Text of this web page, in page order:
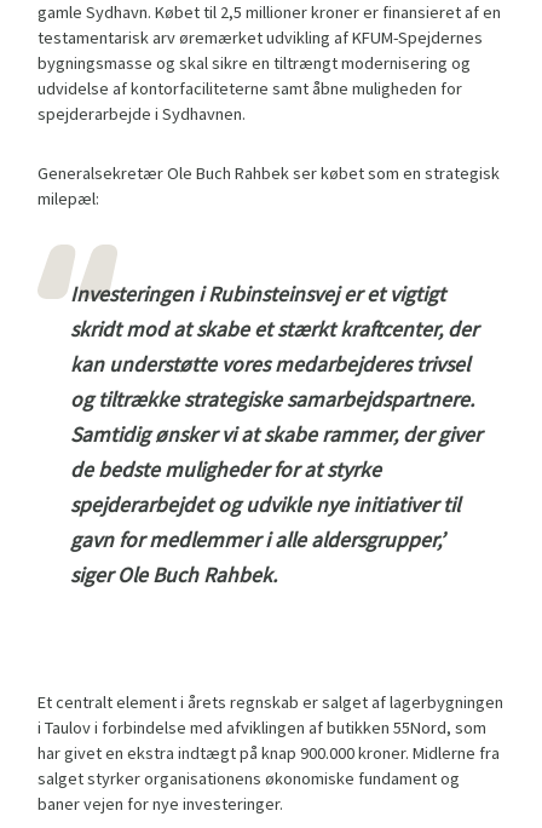
gamle Sydhavn. Købet til 2,5 millioner kroner er finansieret af en
testamentarisk arv øremærket udvikling af KFUM-Spejdernes
bygningsmasse og skal sikre en tiltrængt modernisering og
udvidelse af kontorfaciliteterne samt åbne muligheden for
spejderarbejde i Sydhavnen.
Generalsekretær Ole Buch Rahbek ser købet som en strategisk
milepæl:
Investeringen i Rubinsteinsvej er et vigtigt
skridt mod at skabe et stærkt kraftcenter, der
kan understøtte vores medarbejderes trivsel
og tiltrække strategiske samarbejdspartnere.
Samtidig ønsker vi at skabe rammer, der giver
de bedste muligheder for at styrke
spejderarbejdet og udvikle nye initiativer til
gavn for medlemmer i alle aldersgrupper,’
siger Ole Buch Rahbek.
Et centralt element i årets regnskab er salget af lagerbygningen
i Taulov i forbindelse med afviklingen af butikken 55Nord, som
har givet en ekstra indtægt på knap 900.000 kroner. Midlerne fra
salget styrker organisationens økonomiske fundament og
baner vejen for nye investeringer.